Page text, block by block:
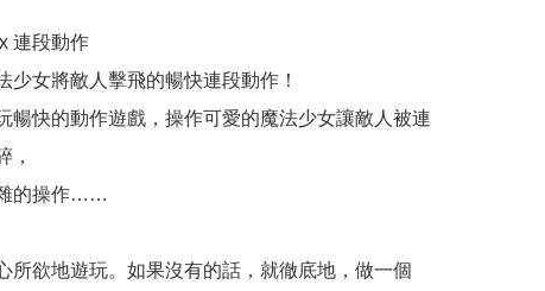
連段動作
少女將敵人擊飛的暢快連段動作！
暢快的動作遊戲，操作可愛的魔法少女讓敵人被連
，
的操作……
所欲地遊玩。如果沒有的話，就徹底地，做一個